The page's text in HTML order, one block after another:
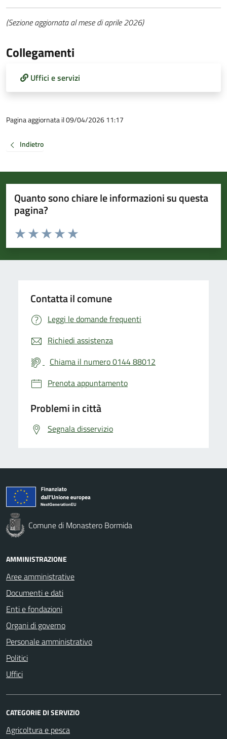
(Sezione aggiornata al mese di aprile 2026)
Collegamenti
Uffici e servizi
Pagina aggiornata il 09/04/2026 11:17
Indietro
Quanto sono chiare le informazioni su questa
pagina?
Valuta da 1 a 5 stelle la pagina
Valuta 5 stelle su 5
Valuta 4 stelle su 5
Valuta 3 stelle su 5
Valuta 2 stelle su 5
Valuta 1 stelle su 5
Contatta il comune
Leggi le domande frequenti
Richiedi assistenza
Chiama il numero 0144 88012
Prenota appuntamento
Problemi in città
Segnala disservizio
Comune di Monastero Bormida
AMMINISTRAZIONE
Aree amministrative
Documenti e dati
Enti e fondazioni
Organi di governo
Personale amministrativo
Politici
Uffici
CATEGORIE DI SERVIZIO
Agricoltura e pesca